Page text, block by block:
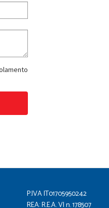
P.IVA IT01705950242
REA: R.E.A. VI n. 178507